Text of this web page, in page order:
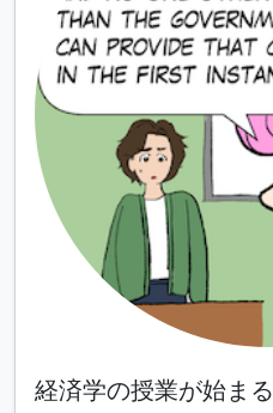
経済学の授業が始まる